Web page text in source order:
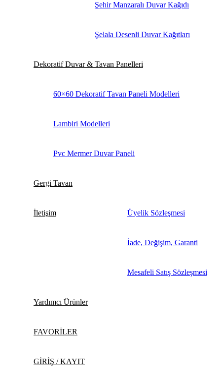
Şehir Manzaralı Duvar Kağıdı
Şelala Desenli Duvar Kağıtları
Dekoratif Duvar & Tavan Panelleri
60×60 Dekoratif Tavan Paneli Modelleri
Lambiri Modelleri
Pvc Mermer Duvar Paneli
Gergi Tavan
İletişim Üyelik Sözleşmesi
İade, Değişim, Garanti
Mesafeli Satış Sözleşmesi
Yardımcı Ürünler
FAVORİLER
GİRİŞ / KAYIT